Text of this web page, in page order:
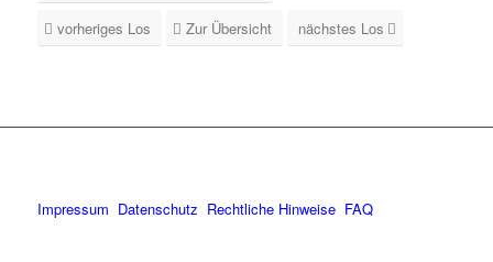
vorheriges Los Zur Übersicht nächstes Los
Impressum Datenschutz Rechtliche Hinweise FAQ